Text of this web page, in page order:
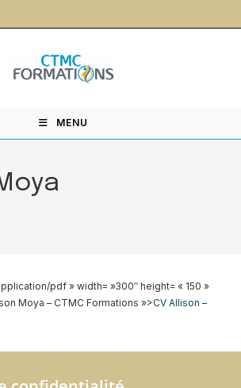
MENU
pdf » width= »300″ height= « 150 »
Moya – CTMC Formations »>CV Allison –